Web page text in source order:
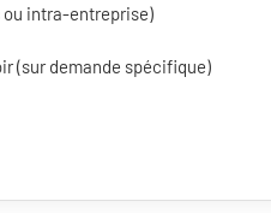
intra-entreprise)
(sur demande spécifique)